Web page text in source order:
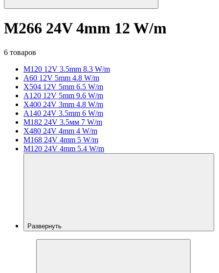
M266 24V 4mm 12 W/m
6 товаров
M120 12V 3.5mm 8.3 W/m
A60 12V 5mm 4.8 W/m
X504 12V 5mm 6.5 W/m
A120 12V 5mm 9.6 W/m
X400 24V 3mm 4.8 W/m
A140 24V 3.5mm 6 W/m
M182 24V 3.5мм 7 W/m
X480 24V 4mm 4 W/m
M168 24V 4mm 5 W/m
M120 24V 4mm 5.4 W/m
Развернуть